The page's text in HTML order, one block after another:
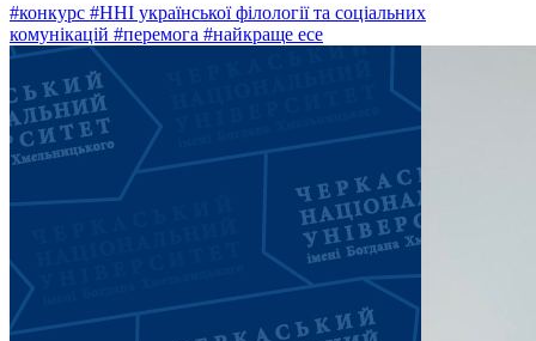
#конкурс #ННІ української філології та соціальних
комунікацій #перемога #найкраще есе